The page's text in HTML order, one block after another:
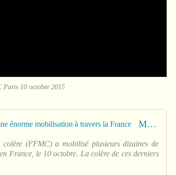
10 octobre 2015
Manifestations FFMC du 10 octobre : une énorme mobilisation à travers la France
(FFMC) a mobilisé plusieurs dizaines de
France, le 10 octobre. La colère de ces derniers